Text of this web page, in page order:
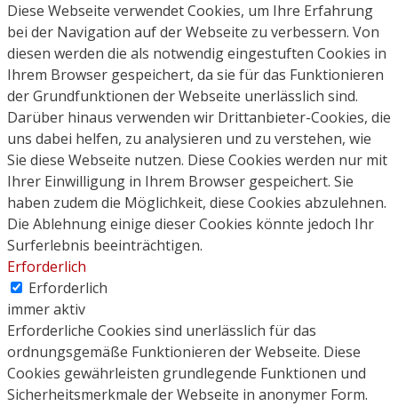
Diese Webseite verwendet Cookies, um Ihre Erfahrung
bei der Navigation auf der Webseite zu verbessern. Von
diesen werden die als notwendig eingestuften Cookies in
Ihrem Browser gespeichert, da sie für das Funktionieren
der Grundfunktionen der Webseite unerlässlich sind.
Darüber hinaus verwenden wir Drittanbieter-Cookies, die
uns dabei helfen, zu analysieren und zu verstehen, wie
Sie diese Webseite nutzen. Diese Cookies werden nur mit
Ihrer Einwilligung in Ihrem Browser gespeichert. Sie
haben zudem die Möglichkeit, diese Cookies abzulehnen.
Die Ablehnung einige dieser Cookies könnte jedoch Ihr
Surferlebnis beeinträchtigen.
Erforderlich
Erforderlich
immer aktiv
Erforderliche Cookies sind unerlässlich für das
ordnungsgemäße Funktionieren der Webseite. Diese
Cookies gewährleisten grundlegende Funktionen und
Sicherheitsmerkmale der Webseite in anonymer Form.